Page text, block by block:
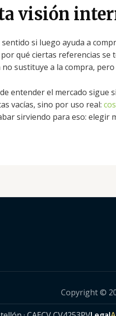
visión
si luego ayuda a
qué ciertas referencias
sustituye a la compra, pero
entender el mercado sigue
vacías, sino por uso real:
sirviendo para eso: elegir
Copyright ©